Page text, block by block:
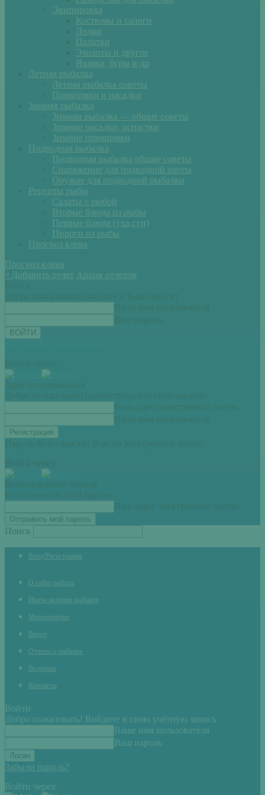
Экипировка
Костюмы и сапоги
Лодки
Палатки
Эхолоты и другое
Ящики, буры и др
Летняя рыбалка
Летняя рыбалка советы
Прикормки и насадки
Зимняя рыбалка
Зимняя рыбалка — общие советы
Зимние насадки, оснастки
Зимние прикормки
Подводная рыбалка
Подводная рыбалка общие советы
Снаряжение для подводной охоты
Оружие для подводной рыбалки
Рецепты рыбы
Салаты с рыбой
Вторые блюда из рыбы
Первые блюда (уха,суп)
Пироги из рыбы
Прогноз клева
Прогноз клева
+ Добавить отчет Архив отчетов
Войти
Добро пожаловать! Войдите в Ваш аккаунт
Ваше имя пользователя
Ваш пароль
Войти через:
Зарегистрироваться
Добро пожаловать! Зарегистрируйте свой аккаунт
Ваш адрес электронной почты
Ваше имя пользователя
Пароль будет выслан Вам по электронной почте.
Войти через:
Всоатновление пароля
Восстановите свой пароль
Ваш адрес электронной почты
Поиск
Вход/Регистрация
О сайте рыбхоз
Ищем авторов рыбаков
Мероприятия
Видео
Отчеты о рыбалке
Водоемы
Контакты
Войти
Добро пожаловать! Войдите в свою учётную запись
Ваше имя пользователя
Ваш пароль
Забыли пароль?
Войти через: